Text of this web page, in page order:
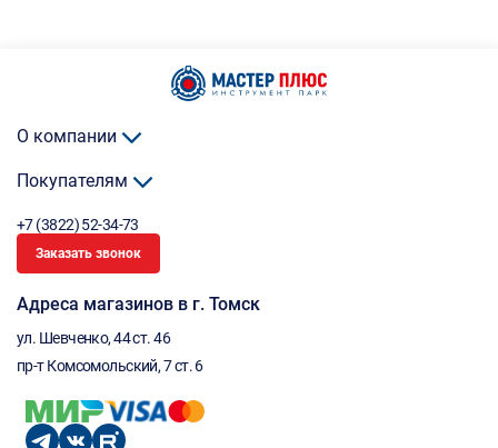
О компании
Покупателям
+7 (3822) 52-34-73
Заказать звонок
Адреса магазинов в г. Томск
ул. Шевченко, 44 ст. 46
пр-т Комсомольский, 7 ст. 6